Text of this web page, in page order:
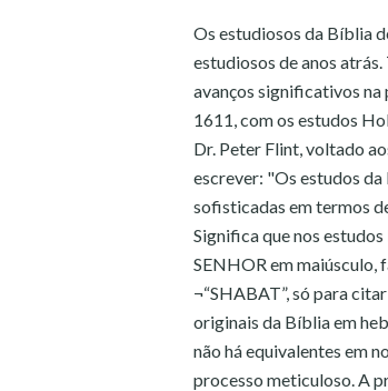
Os estudiosos da Bíblia
estudiosos de anos
avanços significativos na
1611, com os estudos
Dr. Peter Flint, voltado
escrever: "Os estudos
sofisticadas em termos
Significa que nos
SENHOR em maiúsculo,
¬“SHABAT”, só para
originais da Bíblia em
não há equivalentes em
processo meticuloso. A